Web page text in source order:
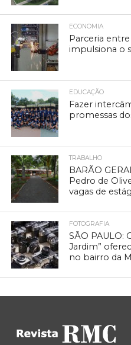
ECONOMIA
Parceria
impulsiona o
EDUCAÇÃO
Fazer
promessas
TRABALHO
BARÃO
Pedro de
vagas de
FOTOGRAFIA
SÃO PAULO:
Jardim”
no bairro da